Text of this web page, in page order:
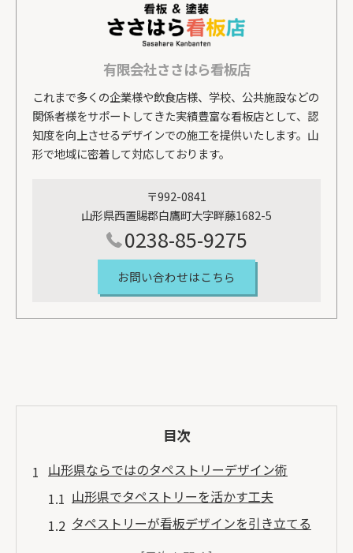
有限会社ささはら看板店
これまで多くの企業様や飲食店様、学校、公共施設などの
関係者様をサポートしてきた実績豊富な看板店として、認
知度を向上させるデザインでの施工を提供いたします。山
形で地域に密着して対応しております。
〒992-0841
山形県西置賜郡白鷹町大字畔藤1682-5
0238-85-9275
お問い合わせはこちら
目次
山形県ならではのタペストリーデザイン術
山形県でタペストリーを活かす工夫
タペストリーが看板デザインを引き立てる